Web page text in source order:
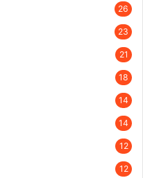
26
23
21
18
14
14
12
12